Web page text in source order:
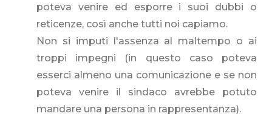
poteva venire ed esporre i suoi dubbi o
reticenze, così anche tutti noi capiamo.
Non si imputi l'assenza al maltempo o ai
troppi impegni (in questo caso poteva
esserci almeno una comunicazione e se non
poteva venire il sindaco avrebbe potuto
mandare una persona in rappresentanza).